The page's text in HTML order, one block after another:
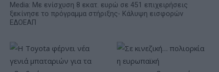
Media: Με ενίσχυση 8 εκατ. ευρώ σε 451 επιχειρήσεις
ξεκίνησε το πρόγραμμα στήριξης- Κάλυψη εισφορών
ΕΔΟΕΑΠ